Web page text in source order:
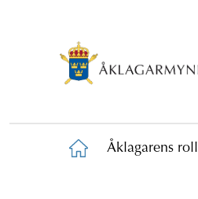
Åklagarens roll